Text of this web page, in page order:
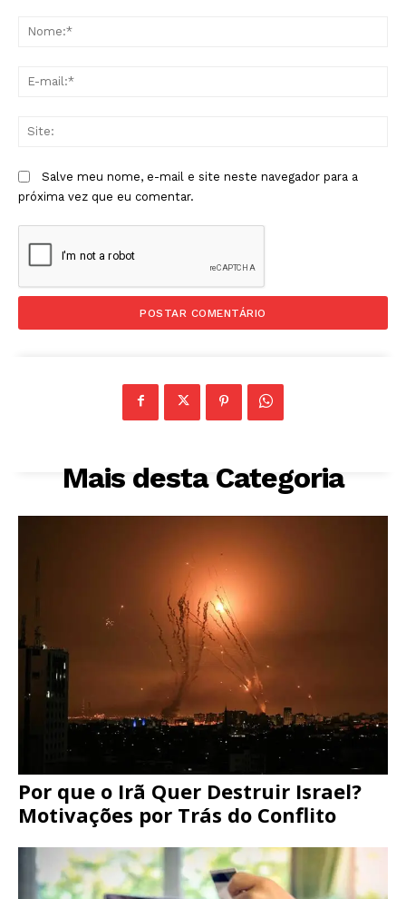
Salve meu nome, e-mail e site neste navegador para a
próxima vez que eu comentar.
Mais desta Categoria
Por que o Irã Quer Destruir Israel?
Motivações por Trás do Conflito